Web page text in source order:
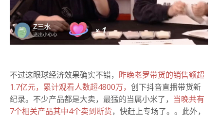
不过这眼球经济效果确实不错， 昨晚老罗带货的销售额超
1.7亿元，累计观看人数超4800万， 创下抖音直播带货新
纪录。不少产品都是大卖，最猛的当属小米了， 当晚共有
7个相关产品其中4个卖到断货，快赶上专场了。。此外，